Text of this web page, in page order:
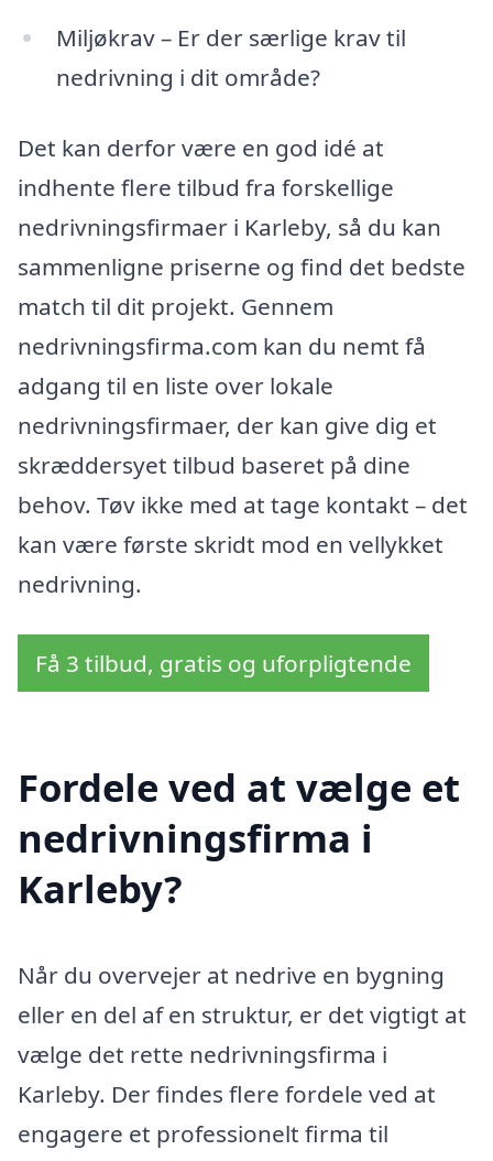
Miljøkrav – Er der særlige krav til
nedrivning i dit område?
Det kan derfor være en god idé at
indhente flere tilbud fra forskellige
nedrivningsfirmaer i Karleby, så du kan
sammenligne priserne og find det bedste
match til dit projekt. Gennem
nedrivningsfirma.com kan du nemt få
adgang til en liste over lokale
nedrivningsfirmaer, der kan give dig et
skræddersyet tilbud baseret på dine
behov. Tøv ikke med at tage kontakt – det
kan være første skridt mod en vellykket
nedrivning.
Få 3 tilbud, gratis og uforpligtende
Fordele ved at vælge et
nedrivningsfirma i
Karleby?
Når du overvejer at nedrive en bygning
eller en del af en struktur, er det vigtigt at
vælge det rette nedrivningsfirma i
Karleby. Der findes flere fordele ved at
engagere et professionelt firma til